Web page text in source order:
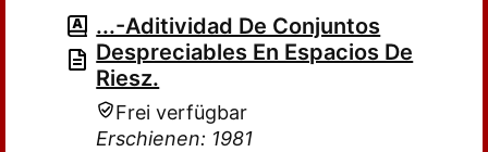
...-Aditividad De Conjuntos
Despreciables En Espacios De
Riesz.
Frei verfügbar
Erschienen: 1981